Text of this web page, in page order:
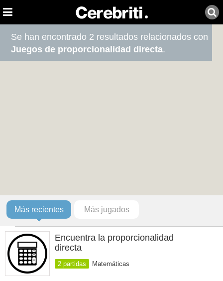
Se han encontrado 2 resultados relacionados con
Juegos de proporcionalidad directa.
Más recientes Más jugados
Encuentra la proporcionalidad
directa
2 partidas Matemáticas